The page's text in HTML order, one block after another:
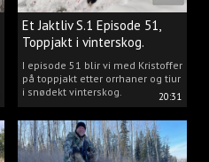
20:31
Et Jaktliv S.1 Episode 51,
Toppjakt i vinterskog.
I episode 51 blir vi med Kristoffer
på toppjakt etter orrhaner og tiur
i snødekt vinterskog.